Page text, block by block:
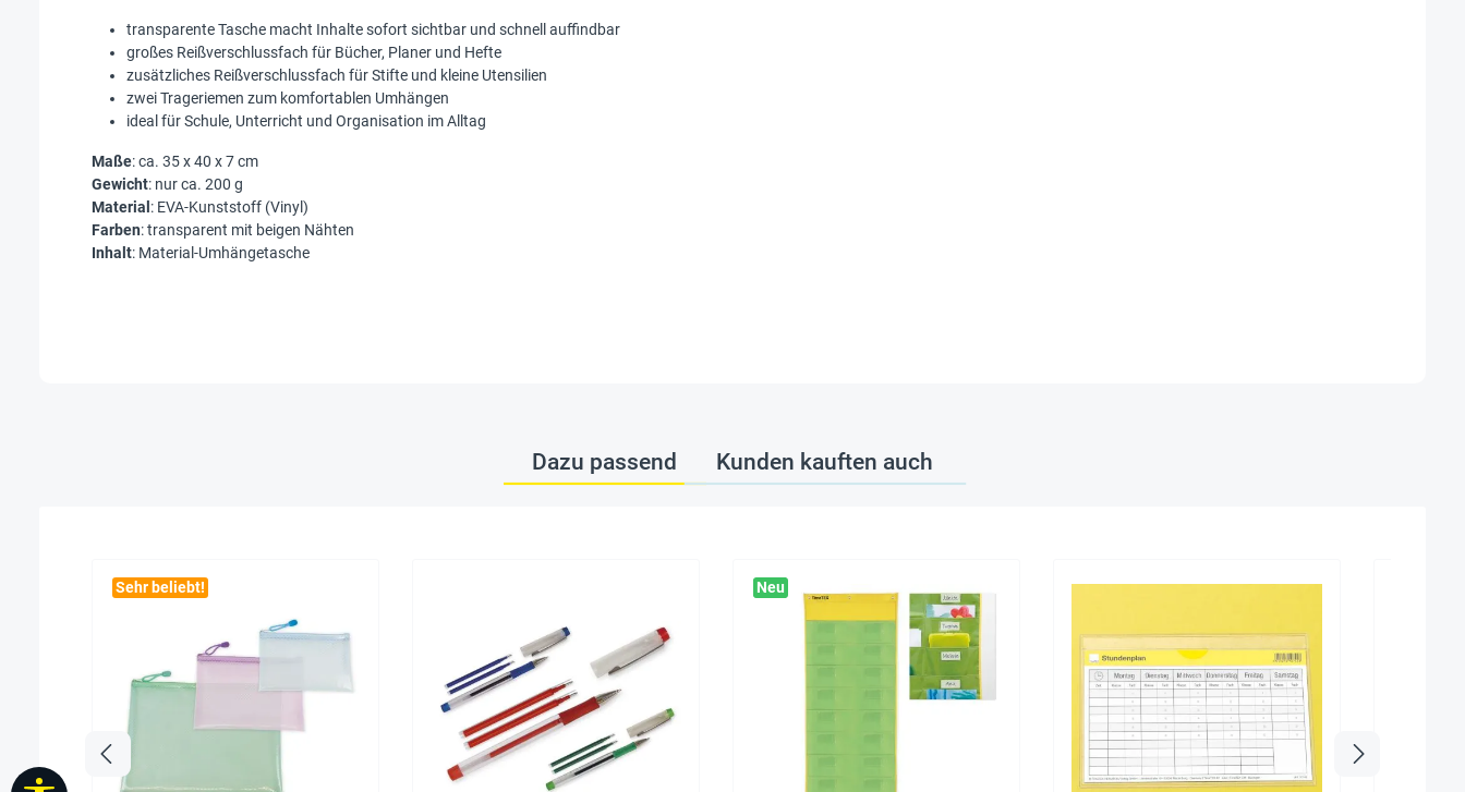
transparente Tasche macht Inhalte sofort sichtbar und schnell auffindbar
großes Reißverschlussfach für Bücher, Planer und Hefte
zusätzliches Reißverschlussfach für Stifte und kleine Utensilien
zwei Trageriemen zum komfortablen Umhängen
ideal für Schule, Unterricht und Organisation im Alltag
Maße: ca. 35 x 40 x 7 cm
Gewicht: nur ca. 200 g
Material : EVA-Kunststoff (Vinyl)
Farben: transparent mit beigen Nähten
Inhalt: Material-Umhängetasche
Dazu passend Kunden kauften auch
Sehr beliebt! Neu
Werkzeugleiste anzeigen